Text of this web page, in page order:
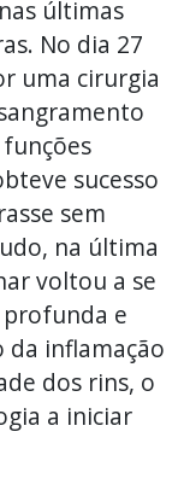
últimas
No dia 27
uma cirurgia
sucesso
sem
na última
voltou a se
profunda e
da inflamação
dos rins, o
a iniciar